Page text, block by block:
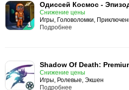
Одиссей Космос -
Снижение цены
Игры, Головоломки,
Подробнее
Shadow Of Death:
Снижение цены
Игры, Ролевые, Экшен
Подробнее